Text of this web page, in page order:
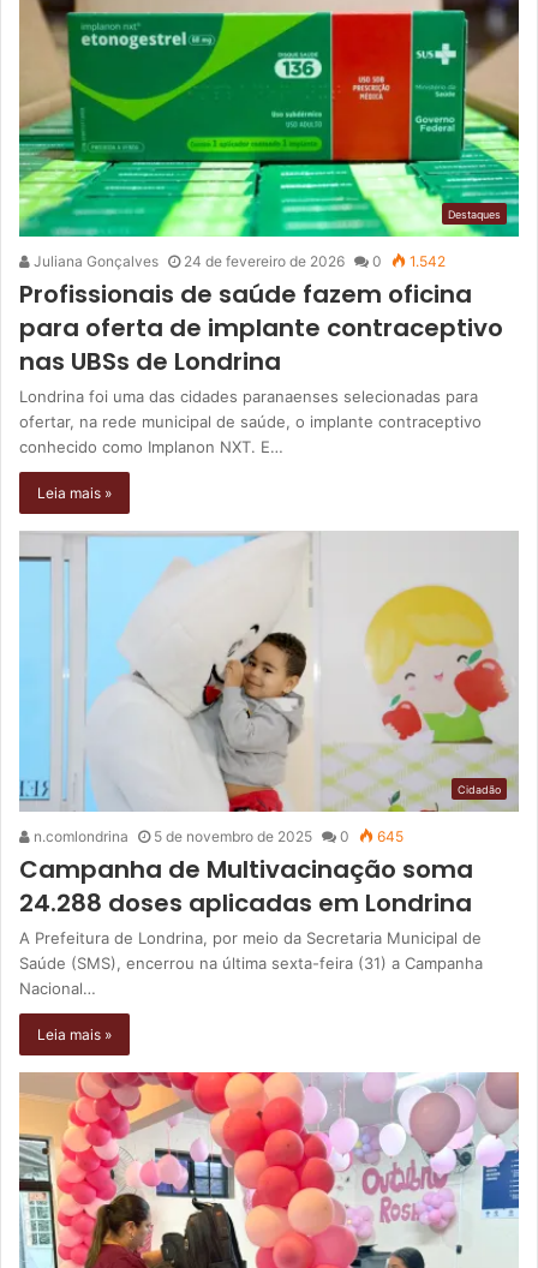
Destaques
Juliana Gonçalves 24 de fevereiro de 2026 0 1.542
Profissionais de saúde fazem oficina
para oferta de implante contraceptivo
nas UBSs de Londrina
Londrina foi uma das cidades paranaenses selecionadas para
ofertar, na rede municipal de saúde, o implante contraceptivo
conhecido como Implanon NXT. E…
Leia mais »
Cidadão
n.comlondrina 5 de novembro de 2025 0 645
Campanha de Multivacinação soma
24.288 doses aplicadas em Londrina
A Prefeitura de Londrina, por meio da Secretaria Municipal de
Saúde (SMS), encerrou na última sexta-feira (31) a Campanha
Nacional…
Leia mais »